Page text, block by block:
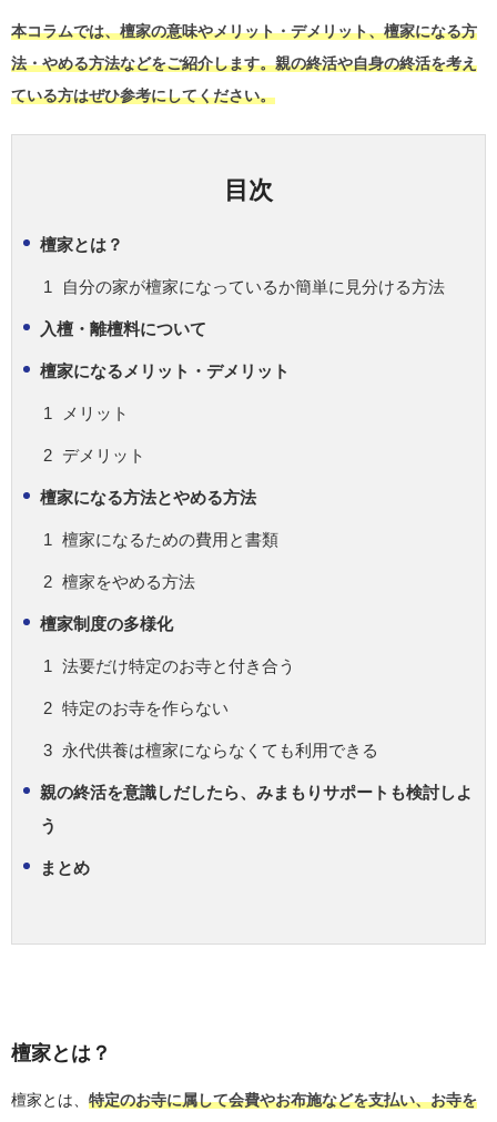
本コラムでは、檀家の意味やメリット・デメリット、檀家になる方
法・やめる方法などをご紹介します。親の終活や自身の終活を考え
ている方はぜひ参考にしてください。
目次
檀家とは？
自分の家が檀家になっているか簡単に見分ける方法
入檀・離檀料について
檀家になるメリット・デメリット
メリット
デメリット
檀家になる方法とやめる方法
檀家になるための費用と書類
檀家をやめる方法
檀家制度の多様化
法要だけ特定のお寺と付き合う
特定のお寺を作らない
永代供養は檀家にならなくても利用できる
親の終活を意識しだしたら、みまもりサポートも検討しよ
う
まとめ
檀家とは？
檀家とは、 特定のお寺に属して会費やお布施などを支払い、お寺を